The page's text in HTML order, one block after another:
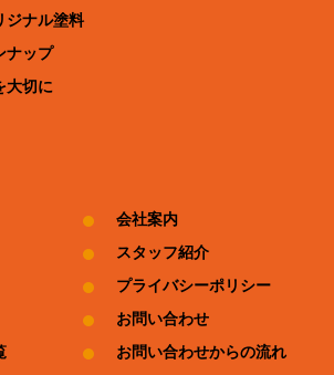
ジナル塗料
ナップ
大切に
会社案内
スタッフ紹介
プライバシーポリシー
お問い合わせ
お問い合わせからの流れ